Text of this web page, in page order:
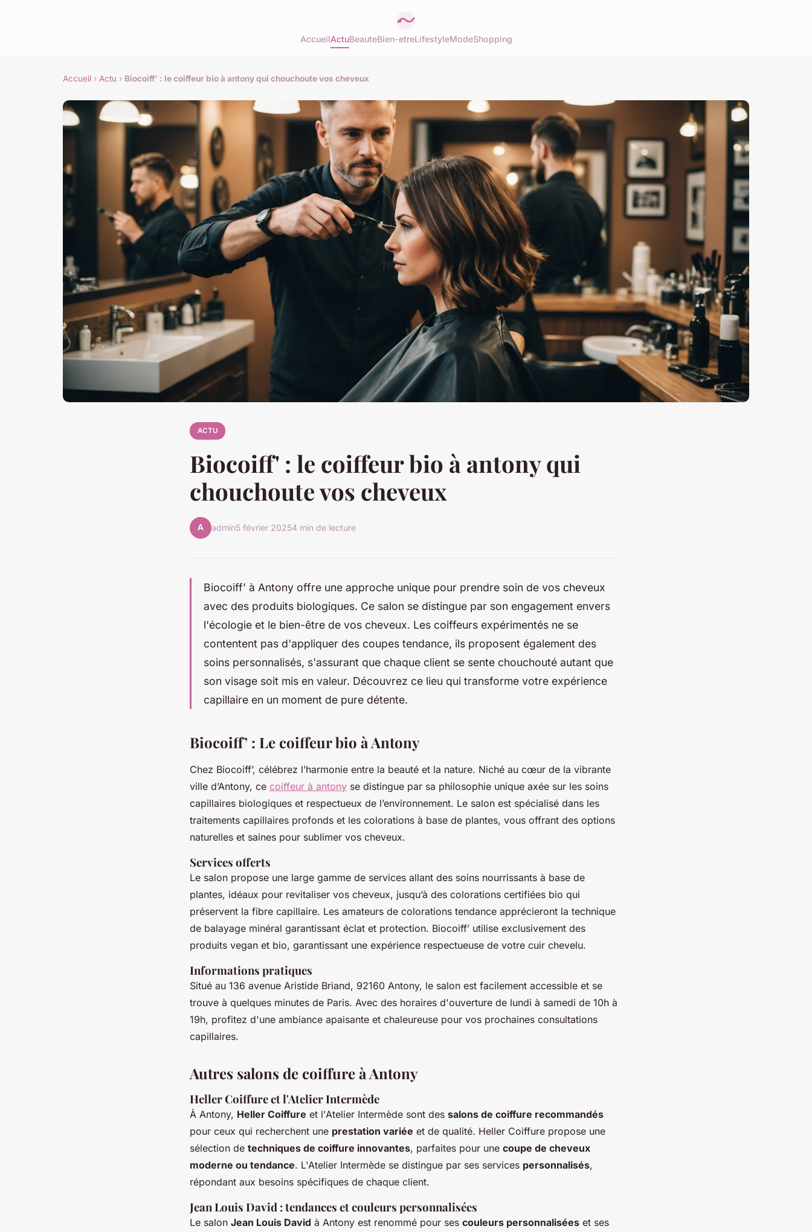
AccueilActuBeauteBien-etreLifestyleModeShopping
Accueil › Actu › Biocoiff' : le coiffeur bio à antony qui chouchoute vos cheveux
ACTU
Biocoiff' : le coiffeur bio à antony qui
chouchoute vos cheveux
A admin5 février 20254 min de lecture
Biocoiff’ à Antony offre une approche unique pour prendre soin de vos cheveux
avec des produits biologiques. Ce salon se distingue par son engagement envers
l'écologie et le bien-être de vos cheveux. Les coiffeurs expérimentés ne se
contentent pas d'appliquer des coupes tendance, ils proposent également des
soins personnalisés, s'assurant que chaque client se sente chouchouté autant que
son visage soit mis en valeur. Découvrez ce lieu qui transforme votre expérience
capillaire en un moment de pure détente.
Biocoiff’ : Le coiffeur bio à Antony
Chez Biocoiff’, célébrez l’harmonie entre la beauté et la nature. Niché au cœur de la vibrante
ville d’Antony, ce coiffeur à antony se distingue par sa philosophie unique axée sur les soins
capillaires biologiques et respectueux de l’environnement. Le salon est spécialisé dans les
traitements capillaires profonds et les colorations à base de plantes, vous offrant des options
naturelles et saines pour sublimer vos cheveux.
Services offerts
Le salon propose une large gamme de services allant des soins nourrissants à base de
plantes, idéaux pour revitaliser vos cheveux, jusqu’à des colorations certifiées bio qui
préservent la fibre capillaire. Les amateurs de colorations tendance apprécieront la technique
de balayage minéral garantissant éclat et protection. Biocoiff’ utilise exclusivement des
produits vegan et bio, garantissant une expérience respectueuse de votre cuir chevelu.
Informations pratiques
Situé au 136 avenue Aristide Briand, 92160 Antony, le salon est facilement accessible et se
trouve à quelques minutes de Paris. Avec des horaires d'ouverture de lundi à samedi de 10h à
19h, profitez d'une ambiance apaisante et chaleureuse pour vos prochaines consultations
capillaires.
Autres salons de coiffure à Antony
Heller Coiffure et l'Atelier Intermède
À Antony, Heller Coiffure et l'Atelier Intermède sont des salons de coiffure recommandés
pour ceux qui recherchent une prestation variée et de qualité. Heller Coiffure propose une
sélection de techniques de coiffure innovantes, parfaites pour une coupe de cheveux
moderne ou tendance. L'Atelier Intermède se distingue par ses services personnalisés,
répondant aux besoins spécifiques de chaque client.
Jean Louis David : tendances et couleurs personnalisées
Le salon Jean Louis David à Antony est renommé pour ses couleurs personnalisées et ses